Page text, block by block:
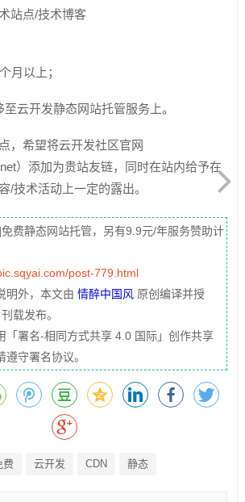
站点/技术博客
月以上；
云开发静态网站托管服务上。
，希望将云开发社区官网
）添加为贵站友链，同时在站内给予在
/技术活动上一定的露出。
费静态网站托管，另有9.9元/年服务赞助计
post-779.html
明外，本文由 情醉中国风 原创编译并授
载发布。
「署名-相同方式共享 4.0 国际」创作共享
守署名协议。
费 云开发 CDN 静态